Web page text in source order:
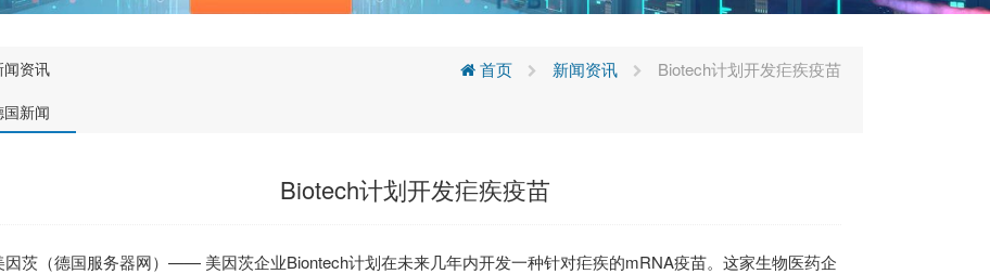
闻资讯
国新闻
首页 新闻资讯 Biotech计划开发疟疾疫苗
Biotech计划开发疟疾疫苗
因茨（德国服务器网）—— 美因茨企业Biontech计划在未来几年内开发一种针对疟疾的mRNA疫苗。这家生物医药企